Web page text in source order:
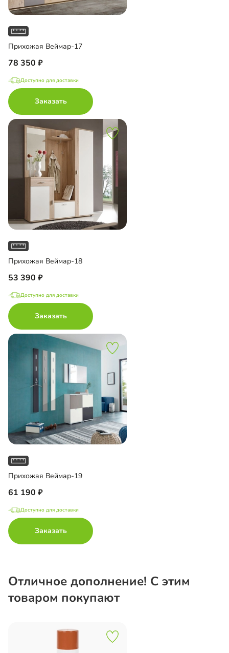
Прихожая Веймар-17
78 350
Доступно для доставки
Заказать
Прихожая Веймар-18
53 390
Доступно для доставки
Заказать
Прихожая Веймар-19
61 190
Доступно для доставки
Заказать
Отличное дополнение! С этим
товаром покупают